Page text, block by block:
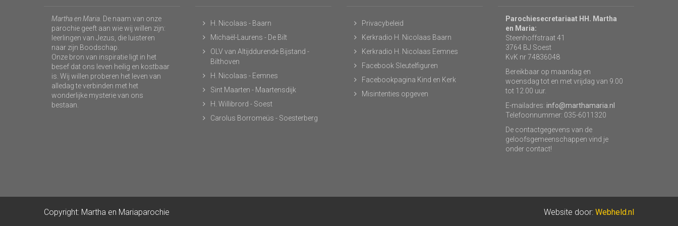
Martha en Maria . De naam van onze
parochie geeft aan wie wij willen zijn:
leerlingen van Jezus, die luisteren
naar zijn Boodschap.
Onze bron van inspiratie ligt in het
besef dat ons leven heilig en kostbaar
is. Wij willen proberen het leven van
alledag te verbinden met het
wonderlijke mysterie van ons
bestaan.
H. Nicolaas - Baarn
Michaël-Laurens - De Bilt
OLV van Altijddurende Bijstand -
Bilthoven
H. Nicolaas - Eemnes
Sint Maarten - Maartensdijk
H. Willibrord - Soest
Carolus Borromeüs - Soesterberg
Privacybeleid
Kerkradio H. Nicolaas Baarn
Kerkradio H. Nicolaas Eemnes
Facebook Sleutelfiguren
Facebookpagina Kind en Kerk
Misintenties opgeven
Parochiesecretariaat HH. Martha
en Maria:
Steenhoffstraat 41
3764 BJ Soest
KvK nr 74836048
Bereikbaar op maandag en
woensdag tot en met vrijdag van 9.00
tot 12.00 uur.
E-mailadres: info@marthamaria.nl
Telefoonnummer: 035-6011320
De contactgegevens van de
geloofsgemeenschappen vind je
onder contact!
Copyright: Martha en Mariaparochie Website door: Webheld.nl